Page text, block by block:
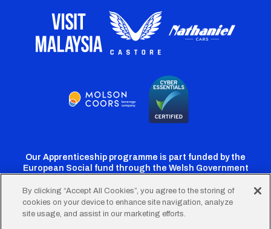
Our Apprenticeship programme is part funded by the
European Social fund through the Welsh Government
CardiffCardiffCardiffCardiffCardiff
By clicking “Accept All Cookies”, you agree to the storing of
cookies on your device to enhance site navigation, analyze
site usage, and assist in our marketing efforts.